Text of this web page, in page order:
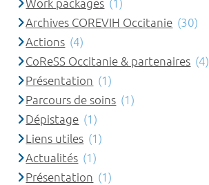
Work packages (1)
Archives COREVIH Occitanie (30)
Actions (4)
CoReSS Occitanie & partenaires (4)
Présentation (1)
Parcours de soins (1)
Dépistage (1)
Liens utiles (1)
Actualités (1)
Présentation (1)